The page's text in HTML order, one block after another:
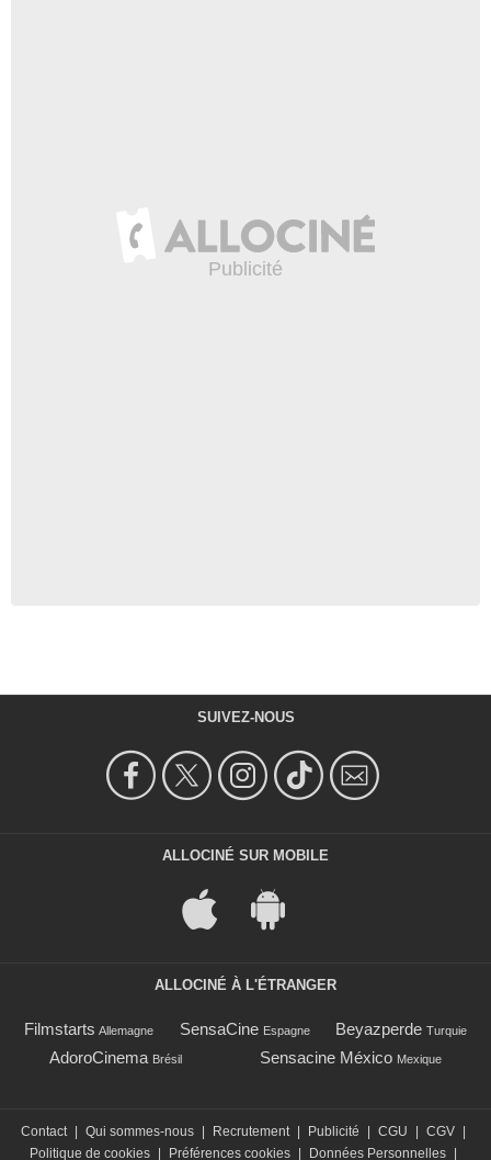
SUIVEZ-NOUS
ALLOCINÉ SUR MOBILE
ALLOCINÉ À L'ÉTRANGER
Filmstarts Allemagne SensaCine Espagne Beyazperde Turquie
AdoroCinema Brésil Sensacine México Mexique
Contact Qui sommes-nous Recrutement Publicité CGU CGV
Politique de cookies
Préférences cookies Données Personnelles